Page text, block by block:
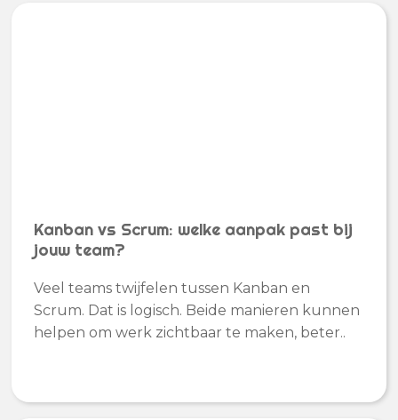
Kanban vs Scrum: welke aanpak past bij
jouw team?
Veel teams twijfelen tussen Kanban en
Scrum. Dat is logisch. Beide manieren kunnen
helpen om werk zichtbaar te maken, beter..